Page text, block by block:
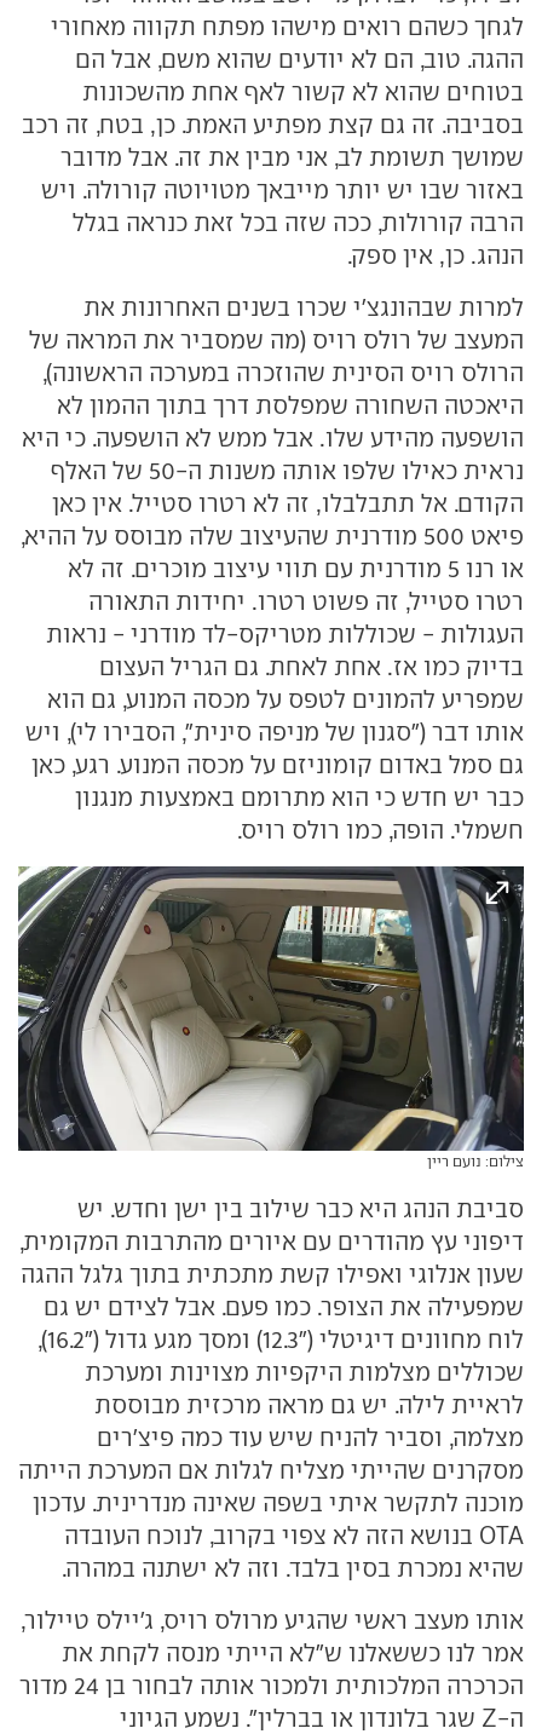
לגחך כשהם רואים מישהו מפתח תקווה מאחורי
ההגה. טוב, הם לא יודעים שהוא משם, אבל הם
בטוחים שהוא לא קשור לאף אחת מהשכונות
בסביבה. זה גם קצת מפתיע האמת. כן, בטח, זה רכב
שמושך תשומת לב, אני מבין את זה. אבל מדובר
באזור שבו יש יותר מייבאך מטויוטה קורולה. ויש
הרבה קורולות, ככה שזה בכל זאת כנראה בגלל
הנהג. כן, אין ספק.
למרות שבהונגצ'י שכרו בשנים האחרונות את
המעצב של רולס רויס (מה שמסביר את המראה של
הרולס רויס הסינית שהוזכרה במערכה הראשונה),
היאכטה השחורה שמפלסת דרך בתוך ההמון לא
הושפעה מהידע שלו. אבל ממש לא הושפעה. כי היא
נראית כאילו שלפו אותה משנות ה-50 של האלף
הקודם. אל תתבלבלו, זה לא רטרו סטייל. אין כאן
פיאט 500 מודרנית שהעיצוב שלה מבוסס על ההיא,
או רנו 5 מודרנית עם תווי עיצוב מוכרים. זה לא
רטרו סטייל, זה פשוט רטרו. יחידות התאורה
העגולות - שכוללות מטריקס-לד מודרני - נראות
בדיוק כמו אז. אחת לאחת. גם הגריל העצום
שמפריע להמונים לטפס על מכסה המנוע, גם הוא
אותו דבר ("סגנון של מניפה סינית", הסבירו לי), ויש
גם סמל באדום קומוניזם על מכסה המנוע. רגע, כאן
כבר יש חדש כי הוא מתרומם באמצעות מנגנון
חשמלי. הופה, כמו רולס רויס.
צילום: נועם ריין
סביבת הנהג היא כבר שילוב בין ישן וחדש. יש
דיפוני עץ מהודרים עם איורים מהתרבות המקומית,
שעון אנלוגי ואפילו קשת מתכתית בתוך גלגל ההגה
שמפעילה את הצופר. כמו פעם. אבל לצידם יש גם
לוח מחוונים דיגיטלי ("12.3) ומסך מגע גדול ("16.2),
שכוללים מצלמות היקפיות מצוינות ומערכת
לראיית לילה. יש גם מראה מרכזית מבוססת
מצלמה, וסביר להניח שיש עוד כמה פיצ'רים
מסקרנים שהייתי מצליח לגלות אם המערכת הייתה
מוכנה לתקשר איתי בשפה שאינה מנדרינית. עדכון
OTA בנושא הזה לא צפוי בקרוב, לנוכח העובדה
שהיא נמכרת בסין בלבד. וזה לא ישתנה במהרה.
אותו מעצב ראשי שהגיע מרולס רויס, ג'יילס טיילור,
אמר לנו כששאלנו ש"לא הייתי מנסה לקחת את
הכרכרה המלכותית ולמכור אותה לבחור בן 24 מדור
ה-Z שגר בלונדון או בברלין". נשמע הגיוני